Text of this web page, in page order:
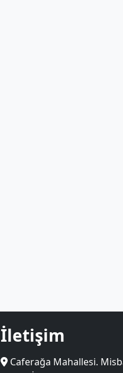
İletişim
Caferağa Mahallesi.